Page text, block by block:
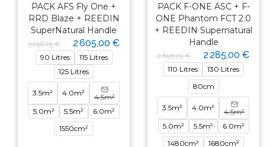
PACK AFS Fly One +
RRD Blaze + REEDIN
SuperNatural Handle
3 256,25 € 2 605,00 €
90 Litres
115 Litres
125 Litres
3.5m² 4.0m²
4.5m²
5.0m²
5.5m²
6.0m²
1550cm²
PACK F-ONE ASC + F-
ONE Phantom FCT 2.0
+ REEDIN Supernatural
Handle
2 856,25 € 2 285,00 €
110 Litres
130 Litres
80cm
3.5m² 4.0m²
4.5m²
5.0m²
5.5m²
6.0m²
1480cm²
1680cm²
×
Bonjour ! Je suis votre expert
nautique. Comment puis-je vous
aider aujourd'hui ?